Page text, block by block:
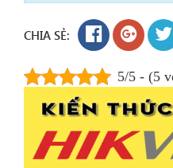
CHIA SẺ:
5/5 - (5